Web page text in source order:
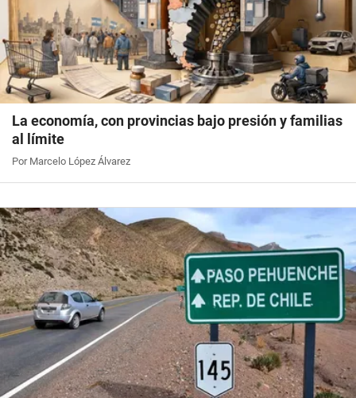
La economía, con provincias bajo presión y familias
al límite
Por Marcelo López Álvarez